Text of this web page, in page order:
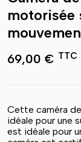
motorisée
69,00 € TTC
Cette caméra
idéale pour une
est idéale pour